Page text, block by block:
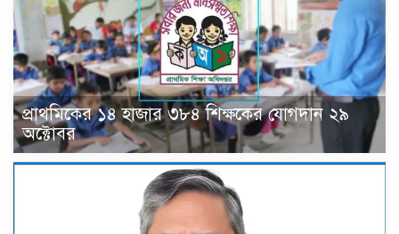
প্রাথমিকের ১৪ হাজার ৩৮৪ শিক্ষকের যোগদান ২৯
অক্টোবর